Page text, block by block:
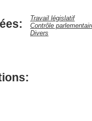
Travail législatif
Contrôle
Divers